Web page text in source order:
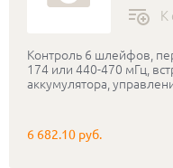
К
Контроль 6 шлейфов,
174 или 440-470 мГц,
аккумулятора,
6 682.10 руб.